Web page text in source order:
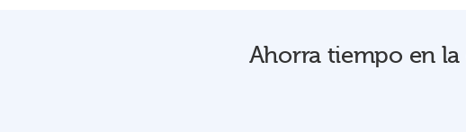
Ahorra tiempo en